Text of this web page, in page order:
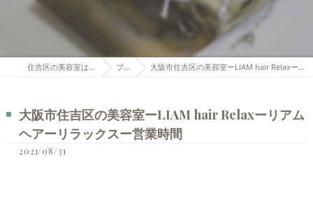
住吉区の美容室はLIAM hair Relax ブログ 大阪市住吉区の美容室ーLIAM hair Relaxーリアムヘアーリラックスー営業時間
大阪市住吉区の美容室ーLIAM hair Relaxーリアム
ヘアーリラックスー営業時間
2021/08/31